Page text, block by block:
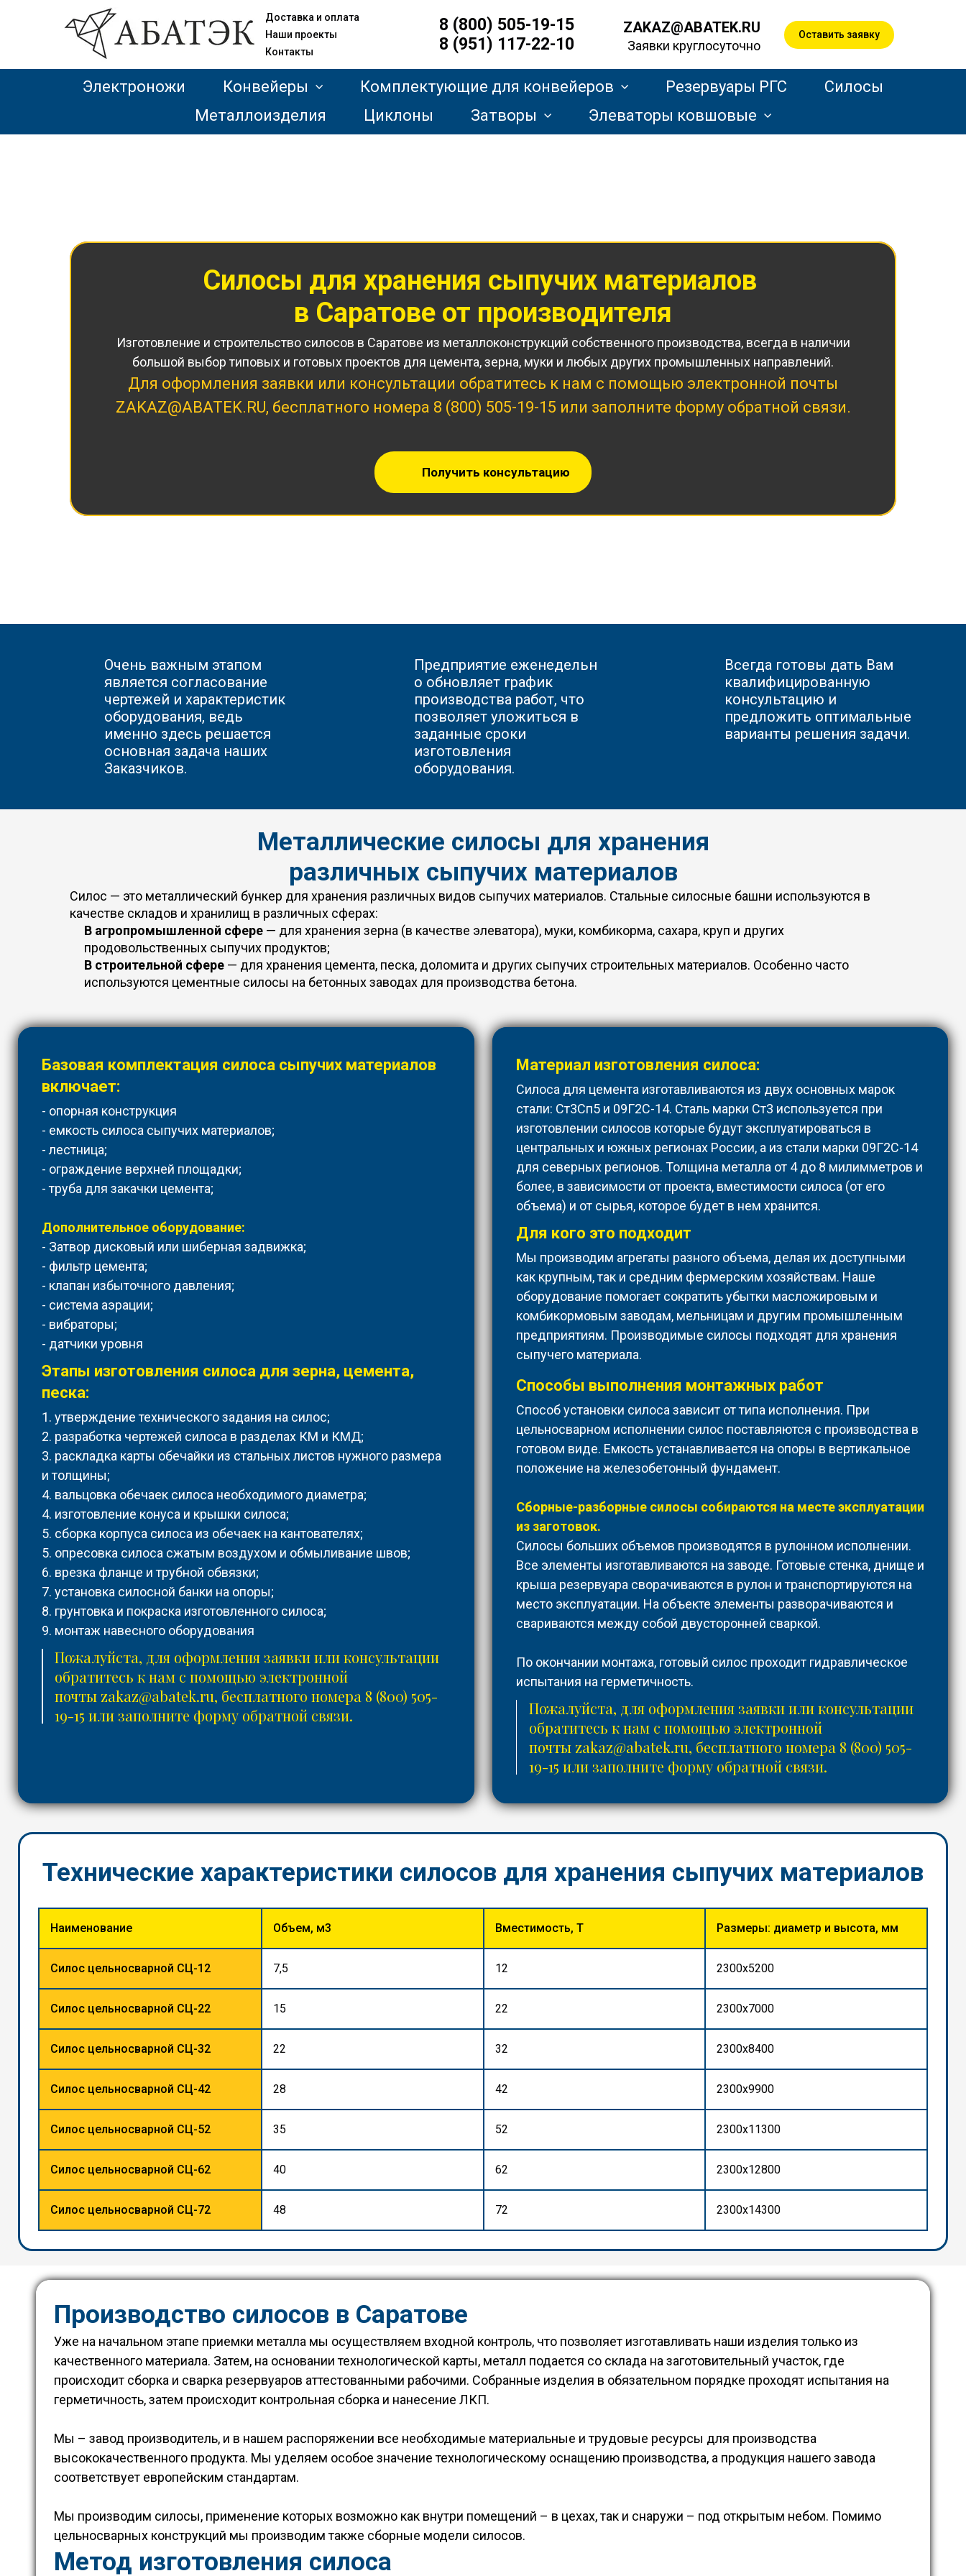
Доставка и оплата
Наши проекты
Контакты
8 (800) 505-19-15
8 (951) 117-22-10
ZAKAZ@ABATEK.RU
Заявки круглосуточно
Оставить заявку
Электроножи Конвейеры Комплектующие для конвейеров Резервуары РГС
Силосы
Металлоизделия
Циклоны Затворы Элеваторы ковшовые
Силосы для хранения сыпучих материалов
в Саратове от производителя
Изготовление и строительство силосов в Саратове из металлоконструкций собственного производства, всегда в наличии
большой выбор типовых и готовых проектов для цемента, зерна, муки и любых других промышленных направлений.
Для оформления заявки или консультации обратитесь к нам с помощью электронной почты
ZAKAZ@ABATEK.RU, бесплатного номера 8 (800) 505-19-15 или заполните форму обратной связи.
Получить консультацию
Очень важным этапом
является согласование
чертежей и характеристик
оборудования, ведь
именно здесь решается
основная задача наших
Заказчиков.
Предприятие еженедельн
о обновляет график
производства работ, что
позволяет уложиться в
заданные сроки
изготовления
оборудования.
Всегда готовы дать Вам
квалифицированную
консультацию и
предложить оптимальные
варианты решения задачи.
Металлические силосы для хранения
различных сыпучих материалов
Силос — это металлический бункер для хранения различных видов сыпучих материалов. Стальные силосные башни используются в
качестве складов и хранилищ в различных сферах:
В агропромышленной сфере — для хранения зерна (в качестве элеватора), муки, комбикорма, сахара, круп и других
продовольственных сыпучих продуктов;
В строительной сфере — для хранения цемента, песка, доломита и других сыпучих строительных материалов. Особенно часто
используются цементные силосы на бетонных заводах для производства бетона.
Базовая комплектация силоса сыпучих материалов
включает:
- опорная конструкция
- емкость силоса сыпучих материалов;
- лестница;
- ограждение верхней площадки;
- труба для закачки цемента;
Дополнительное оборудование:
- Затвор дисковый или шиберная задвижка;
- фильтр цемента;
- клапан избыточного давления;
- система аэрации;
- вибраторы;
- датчики уровня
Этапы изготовления силоса для зерна, цемента,
песка:
1. утверждение технического задания на силос;
2. разработка чертежей силоса в разделах КМ и КМД;
3. раскладка карты обечайки из стальных листов нужного размера
и толщины;
4. вальцовка обечаек силоса необходимого диаметра;
4. изготовление конуса и крышки силоса;
5. сборка корпуса силоса из обечаек на кантователях;
5. опресовка силоса сжатым воздухом и обмыливание швов;
6. врезка фланце и трубной обвязки;
7. установка силосной банки на опоры;
8. грунтовка и покраска изготовленного силоса;
9. монтаж навесного оборудования
Пожалуйста, для оформления заявки или консультации
обратитесь к нам с помощью электронной
почты zakaz@abatek.ru, бесплатного номера 8 (800) 505-
19-15 или заполните форму обратной связи.
Материал изготовления силоса:
Силоса для цемента изготавливаются из двух основных марок
стали: Ст3Сп5 и 09Г2С-14. Сталь марки Ст3 используется при
изготовлении силосов которые будут эксплуатироваться в
центральных и южных регионах России, а из стали марки 09Г2С-14
для северных регионов. Толщина металла от 4 до 8 милимметров и
более, в зависимости от проекта, вместимости силоса (от его
объема) и от сырья, которое будет в нем хранится.
Для кого это подходит
Мы производим агрегаты разного объема, делая их доступными
как крупным, так и средним фермерским хозяйствам. Наше
оборудование помогает сократить убытки масложировым и
комбикормовым заводам, мельницам и другим промышленным
предприятиям. Производимые силосы подходят для хранения
сыпучего материала.
Способы выполнения монтажных работ
Способ установки силоса зависит от типа исполнения. При
цельносварном исполнении силос поставляются с производства в
готовом виде. Емкость устанавливается на опоры в вертикальное
положение на железобетонный фундамент.
Сборные-разборные силосы собираются на месте эксплуатации
из заготовок.
Силосы больших объемов производятся в рулонном исполнении.
Все элементы изготавливаются на заводе. Готовые стенка, днище и
крыша резервуара сворачиваются в рулон и транспортируются на
место эксплуатации. На объекте элементы разворачиваются и
свариваются между собой двусторонней сваркой.
По окончании монтажа, готовый силос проходит гидравлическое
испытания на герметичность.
Пожалуйста, для оформления заявки или консультации
обратитесь к нам с помощью электронной
почты zakaz@abatek.ru, бесплатного номера 8 (800) 505-
19-15 или заполните форму обратной связи.
Технические характеристики силосов для хранения сыпучих материалов
Наименование Объем, м3 Вместимость, Т Размеры: диаметр и высота, мм
Силос цельносварной СЦ-12 7,5 12 2300x5200
Силос цельносварной СЦ-22 15 22 2300x7000
Силос цельносварной СЦ-32 22 32 2300x8400
Силос цельносварной СЦ-42 28 42 2300x9900
Силос цельносварной СЦ-52 35 52 2300x11300
Силос цельносварной СЦ-62 40 62 2300x12800
Силос цельносварной СЦ-72 48 72 2300x14300
Производство силосов в Саратове
Уже на начальном этапе приемки металла мы осуществляем входной контроль, что позволяет изготавливать наши изделия только из
качественного материала. Затем, на основании технологической карты, металл подается со склада на заготовительный участок, где
происходит сборка и сварка резервуаров аттестованными рабочими. Собранные изделия в обязательном порядке проходят испытания на
герметичность, затем происходит контрольная сборка и нанесение ЛКП.
Мы – завод производитель, и в нашем распоряжении все необходимые материальные и трудовые ресурсы для производства
высококачественного продукта. Мы уделяем особое значение технологическому оснащению производства, а продукция нашего завода
соответствует европейским стандартам.
Мы производим силосы, применение которых возможно как внутри помещений – в цехах, так и снаружи – под открытым небом. Помимо
цельносварных конструкций мы производим также сборные модели силосов.
Метод изготовления силоса